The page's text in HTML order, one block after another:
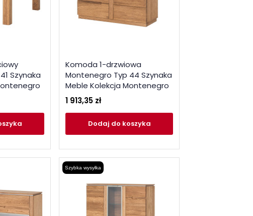
Szynaka
Komoda 1-drzwiowa
Montenegro Typ 44 Szynaka
Meble Kolekcja Montenegro
1 913,35 zł
Dodaj do koszyka
Szybka wysyłka